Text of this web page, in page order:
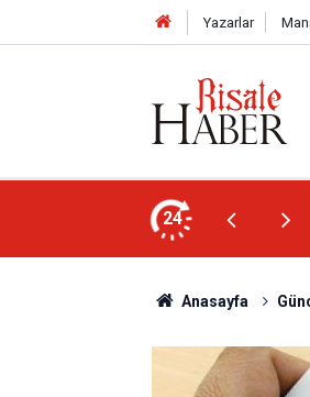
Yazarlar
24
geçirdiğini söyleyebilir miydik?
Anasayfa